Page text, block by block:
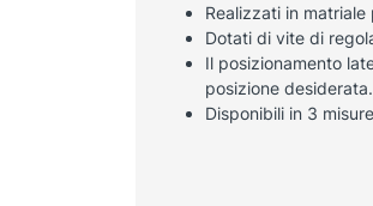
Realizzati in
Dotati di vite di
Il posizionamento
posizione desiderata.
Disponibili in 3